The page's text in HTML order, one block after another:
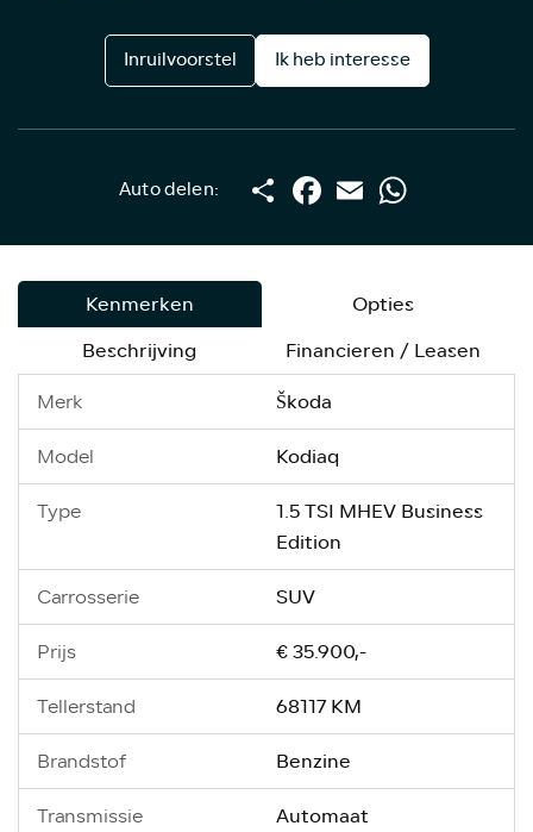
Inruilvoorstel Ik heb interesse
Auto delen: Deel Facebook
Email
Kenmerken
Opties
Beschrijving
Financieren / Leasen
Merk Škoda
Model Kodiaq
Type
1.5 TSI MHEV Business
Edition
Carrosserie SUV
Prijs € 35.900,-
Tellerstand 68117 KM
Brandstof Benzine
Transmissie Automaat